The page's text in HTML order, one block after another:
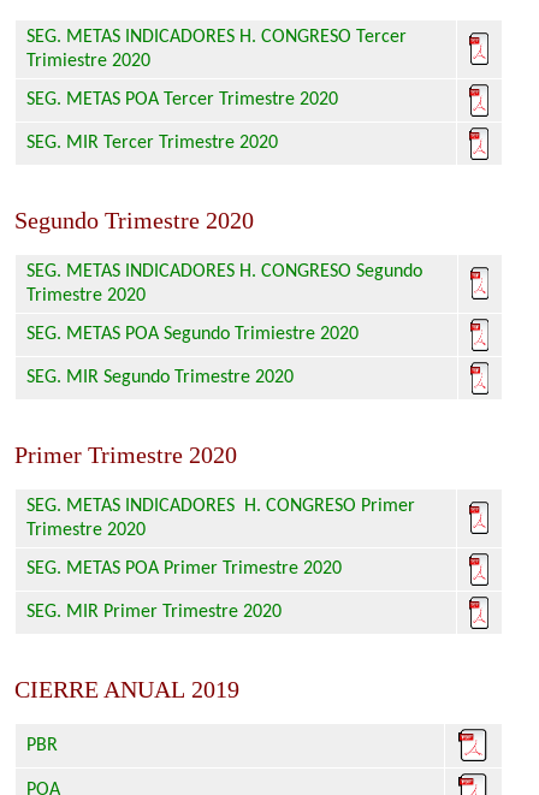
SEG. METAS INDICADORES H. CONGRESO Tercer
Trimiestre 2020
SEG. METAS POA Tercer Trimestre 2020
SEG. MIR Tercer Trimestre 2020
Segundo Trimestre 2020
SEG. METAS INDICADORES H. CONGRESO Segundo
Trimestre 2020
SEG. METAS POA Segundo Trimiestre 2020
SEG. MIR Segundo Trimestre 2020
Primer Trimestre 2020
SEG. METAS INDICADORES H. CONGRESO Primer
Trimestre 2020
SEG. METAS POA Primer Trimestre 2020
SEG. MIR Primer Trimestre 2020
CIERRE ANUAL 2019
PBR
POA